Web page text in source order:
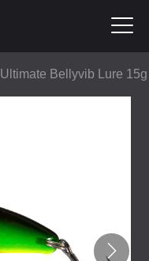
Ultimate Bellyvib Lure 15g